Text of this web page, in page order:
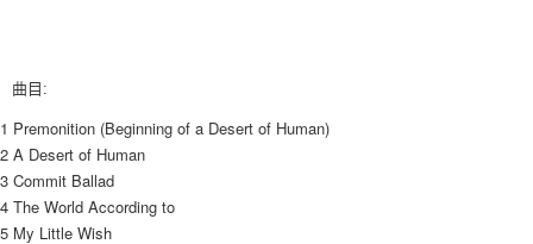
１．透過由恩沛科技股份有限公司提供之「AFTEE先享後付」服務完成之交
易，需依本服務之必要範圍內提供個人資料，並將交易相關給付款項請求債
權轉讓予恩沛科技股份有限公司。
２．關於個人資料處理事宜，請瀏覽以下網址：
https://aftee.tw/terms/#terms3
每筆NT$90
宅配 (離島)
每筆NT$200
曲目:
1 Premonition (Beginning of a Desert of Human)
2 A Desert of Human
3 Commit Ballad
4 The World According to
5 My Little Wish